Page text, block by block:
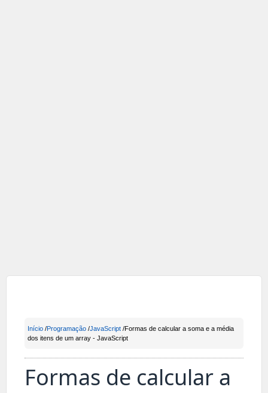
Início /Programação /JavaScript /Formas de calcular a soma e a média
dos itens de um array - JavaScript
Formas de calcular a